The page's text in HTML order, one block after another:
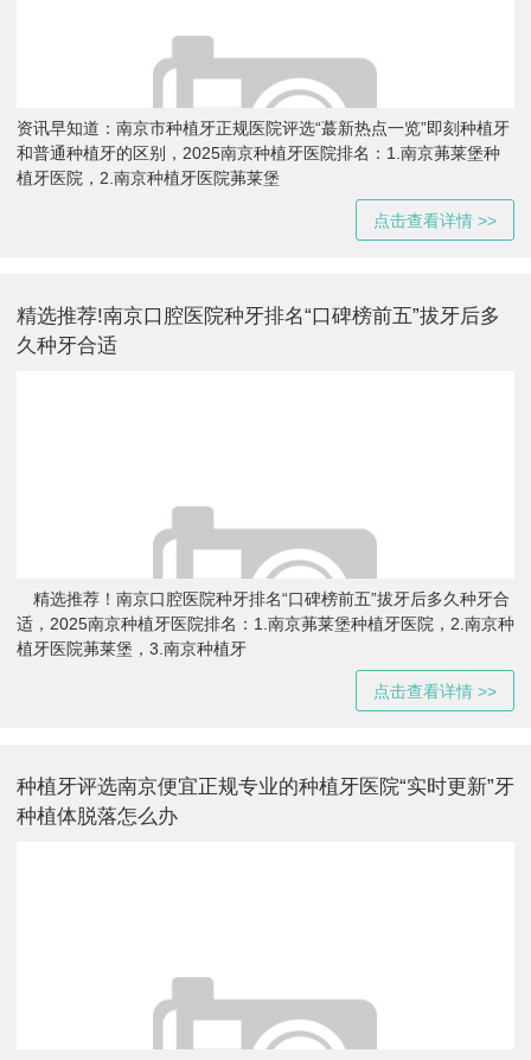
资讯早知道：南京市种植牙正规医院评选“蕞新热点一览”即刻种植牙
和普通种植牙的区别，2025南京种植牙医院排名：1.南京茀莱堡种
植牙医院，2.南京种植牙医院茀莱堡
点击查看详情 >>
精选推荐!南京口腔医院种牙排名“口碑榜前五”拔牙后多
久种牙合适
精选推荐！南京口腔医院种牙排名“口碑榜前五”拔牙后多久种牙合
适，2025南京种植牙医院排名：1.南京茀莱堡种植牙医院，2.南京种
植牙医院茀莱堡，3.南京种植牙
点击查看详情 >>
种植牙评选南京便宜正规专业的种植牙医院“实时更新”牙
种植体脱落怎么办